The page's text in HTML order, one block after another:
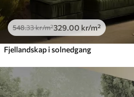
548.33kr/m²329 .00 kr/m²
Fjellandskap i solnedgang